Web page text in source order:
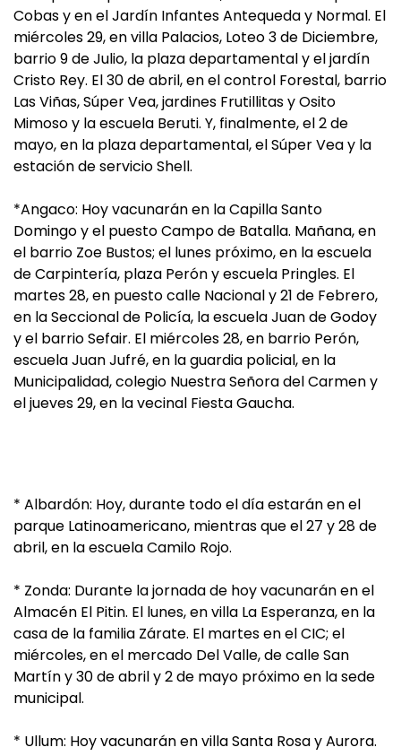
Cobas y en el Jardín Infantes Antequeda y Normal. El
miércoles 29, en villa Palacios, Loteo 3 de Diciembre,
barrio 9 de Julio, la plaza departamental y el jardín
Cristo Rey. El 30 de abril, en el control Forestal, barrio
Las Viñas, Súper Vea, jardines Frutillitas y Osito
Mimoso y la escuela Beruti. Y, finalmente, el 2 de
mayo, en la plaza departamental, el Súper Vea y la
estación de servicio Shell.
*Angaco: Hoy vacunarán en la Capilla Santo
Domingo y el puesto Campo de Batalla. Mañana, en
el barrio Zoe Bustos; el lunes próximo, en la escuela
de Carpintería, plaza Perón y escuela Pringles. El
martes 28, en puesto calle Nacional y 21 de Febrero,
en la Seccional de Policía, la escuela Juan de Godoy
y el barrio Sefair. El miércoles 28, en barrio Perón,
escuela Juan Jufré, en la guardia policial, en la
Municipalidad, colegio Nuestra Señora del Carmen y
el jueves 29, en la vecinal Fiesta Gaucha.
* Albardón: Hoy, durante todo el día estarán en el
parque Latinoamericano, mientras que el 27 y 28 de
abril, en la escuela Camilo Rojo.
* Zonda: Durante la jornada de hoy vacunarán en el
Almacén El Pitin. El lunes, en villa La Esperanza, en la
casa de la familia Zárate. El martes en el CIC; el
miércoles, en el mercado Del Valle, de calle San
Martín y 30 de abril y 2 de mayo próximo en la sede
municipal.
* Ullum: Hoy vacunarán en villa Santa Rosa y Aurora.